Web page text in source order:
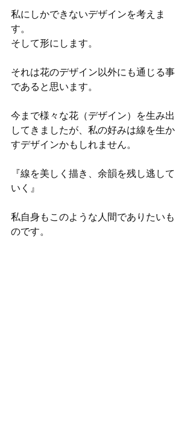
私にしかできないデザインを考えま
す。
そして形にします。
それは花のデザイン以外にも通じる事
であると思います。
今まで様々な花（デザイン）を生み出
してきましたが、私の好みは線を生か
すデザインかもしれません。
『線を美しく描き、余韻を残し逃して
いく』
私自身もこのような人間でありたいも
のです。